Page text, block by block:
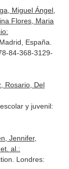
Miguel Ángel,
Flores, Maria
España.
84-368-3129-
Rosario, Del
y juvenil:
Jennifer,
al.:
Londres: